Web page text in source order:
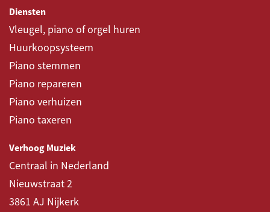
Diensten
Vleugel, piano of orgel huren
Huurkoopsysteem
Piano stemmen
Piano repareren
Piano verhuizen
Piano taxeren
Verhoog Muziek
Centraal in Nederland
Nieuwstraat 2
3861 AJ Nijkerk